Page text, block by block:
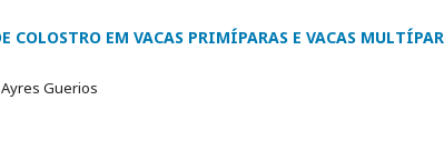
COLOSTRO EM VACAS PRIMÍPARAS E VACAS
Guerios